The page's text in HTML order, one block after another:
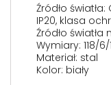
Źródło światła:
IP20, klasa
Źródło
Wymiary: 118/
Materiał: stal
Kolor: biały